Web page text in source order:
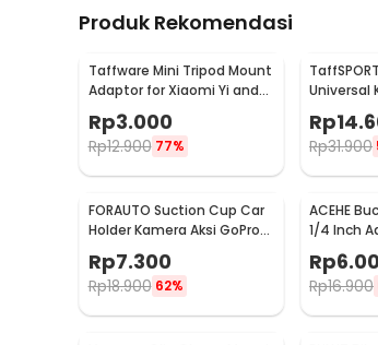
Produk Rekomendasi
Taffware Mini Tripod Mount
Adaptor for Xiaomi Yi and
GoPro 1/4 Inch - KF55
Rp3.000
Rp12.900 77%
Universal
Xiaomi
Rp
Rp31.900
FORAUTO Suction Cup Car
Holder Kamera Aksi GoPro
Xiaomi Yi 1/4 Inch - T015
Rp7.300
Rp18.900 62%
ACEHE
1/4 Inch
Xiaomi Yi
Rp
Rp16.900